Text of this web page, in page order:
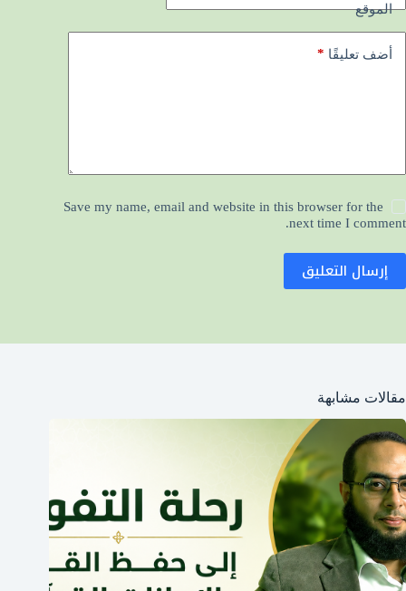
الموقع
أضف تعليقًا *
Save my name, email and website in this browser for the
next time I comment.
إرسال التعليق
مقالات مشابهة